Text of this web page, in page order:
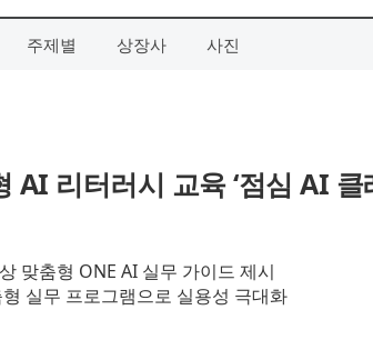
주제별 상장사 사진
리터러시 교육 ‘점심 AI 클
맞춤형 ONE AI 실무 가이드 제시
실무 프로그램으로 실용성 극대화